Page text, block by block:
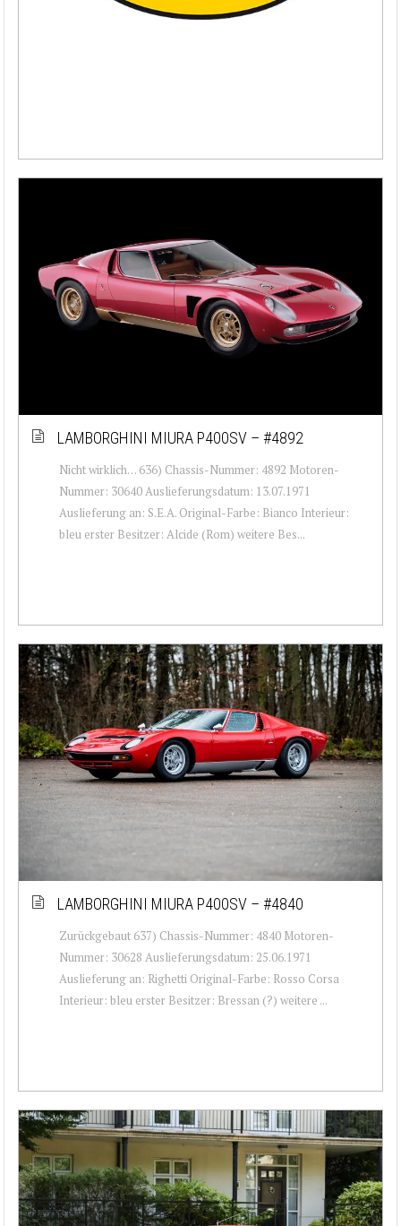
LAMBORGHINI MIURA P400SV – #4892
Nicht wirklich… 636) Chassis-Nummer: 4892 Motoren-
Nummer: 30640 Auslieferungsdatum: 13.07.1971
Auslieferung an: S.E.A. Original-Farbe: Bianco Interieur:
bleu erster Besitzer: Alcide (Rom) weitere Bes...
LAMBORGHINI MIURA P400SV – #4840
Zurückgebaut 637) Chassis-Nummer: 4840 Motoren-
Nummer: 30628 Auslieferungsdatum: 25.06.1971
Auslieferung an: Righetti Original-Farbe: Rosso Corsa
Interieur: bleu erster Besitzer: Bressan (?) weitere ...